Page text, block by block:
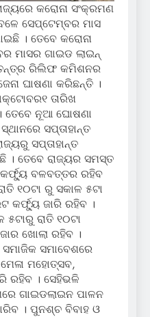
କରୋନା ସଂକ୍ରମଣ
ସେପ୍ଟେମ୍ବର ମାସ
। ତେବେ କରୋନା
ମାସର ଗାଇଡ ଲାଇନ୍
ରିଲିଫ କମିଶନର
ଘାଷଣା କରିଛନ୍ତି ।
ତାରିଖ
ତେବେ ନୂଆ ଘୋଷଣା
ସପ୍ତାହାନ୍ତ
ସପ୍ତାହାନ୍ତ
। ତେବେ ରାଜ୍ୟର ସମସ୍ତ
କର୍ଫ୍ୟୁ ବଳବତ୍ତର ରହିବ
୧୦ଟା ରୁ ସକାଳ ୫ଟା
କର୍ଫ୍ୟୁ ଜାରି ରହିବ ।
୫ଟାରୁ ରାତି ୧୦ଟା
ଖୋଲା ରହିବ ।
ସମାଜିକ ସମାବେଶରେ
ମହୋତ୍ସବ,
ରହିବ । ସେହିଭଳି
ଗାଇଡଲାଇନ ପାଳନ
। ପୁନଶ୍ଚ ବିବାହ ଓ